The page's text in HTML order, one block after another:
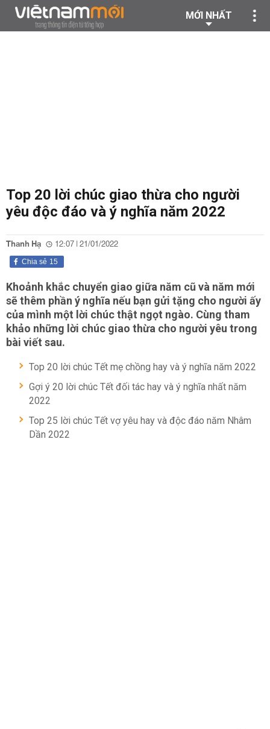
MỚI NHẤT
Top 20 lời chúc giao thừa cho người
yêu độc đáo và ý nghĩa năm 2022
Thanh Hạ 12:07 | 21/01/2022
15
Chia sẻ
Khoảnh khắc chuyển giao giữa năm cũ và năm mới
sẽ thêm phần ý nghĩa nếu bạn gửi tặng cho người ấy
của mình một lời chúc thật ngọt ngào. Cùng tham
khảo những lời chúc giao thừa cho người yêu trong
bài viết sau.
Top 20 lời chúc Tết mẹ chồng hay và ý nghĩa năm 2022
Gợi ý 20 lời chúc Tết đối tác hay và ý nghĩa nhất năm
2022
Top 25 lời chúc Tết vợ yêu hay và độc đáo năm Nhâm
Dần 2022